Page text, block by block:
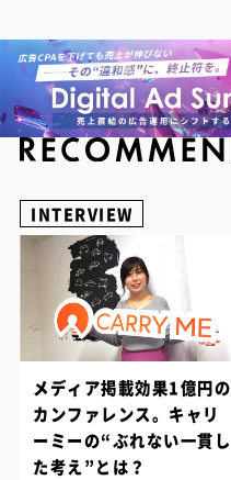
INTERVIEW
メディア掲載効果1億円の
カンファレンス。キャリ
ーミーの“ぶれない一貫し
た考え”とは？